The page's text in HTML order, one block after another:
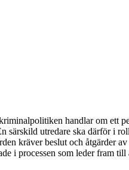
handlar om ett
utredare ska därför i
kräver beslut och åtgärder
i processen som leder fram